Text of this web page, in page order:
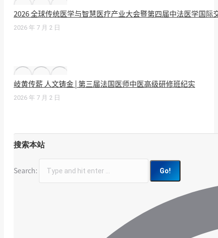
2026 全球传统医学与智慧医疗产业大会暨第四届中法医学国际
2026 年 7 月 2 日
岐黄传薪 人文铸金 | 第三届法国医师中医高级研修班纪实
2026 年 7 月 2 日
搜索本站
Search: